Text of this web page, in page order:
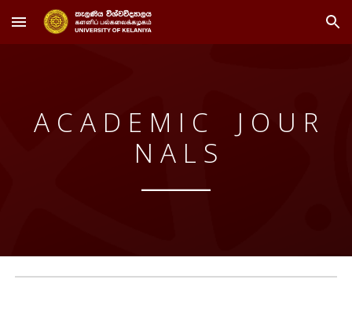
Skip to main content Skip to navigation
A C A D E M I C J O U R
N A L S